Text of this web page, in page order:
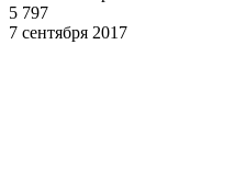
5 797
7 сентября 2017